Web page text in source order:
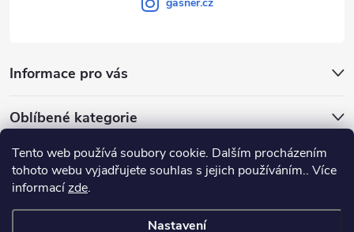
Tento web používá soubory cookie. Dalším procházením
tohoto webu vyjadřujete souhlas s jejich používáním.. Více
informacízde.
Nastavení
Informace pro vás
Oblíbené kategorie
Přijímáme online platby